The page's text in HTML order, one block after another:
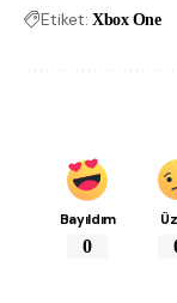
Etiket: Xbox One
Bayıldım
0